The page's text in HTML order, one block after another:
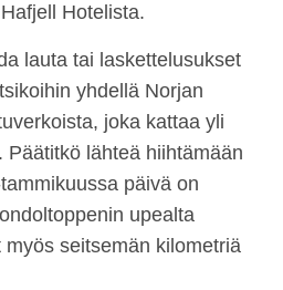
Hotelista.
lauta tai laskettelusukset
yhdellä Norjan
joka kattaa yli
Päätitkö lähteä hiihtämään
päivä on
upealta
seitsemän kilometriä